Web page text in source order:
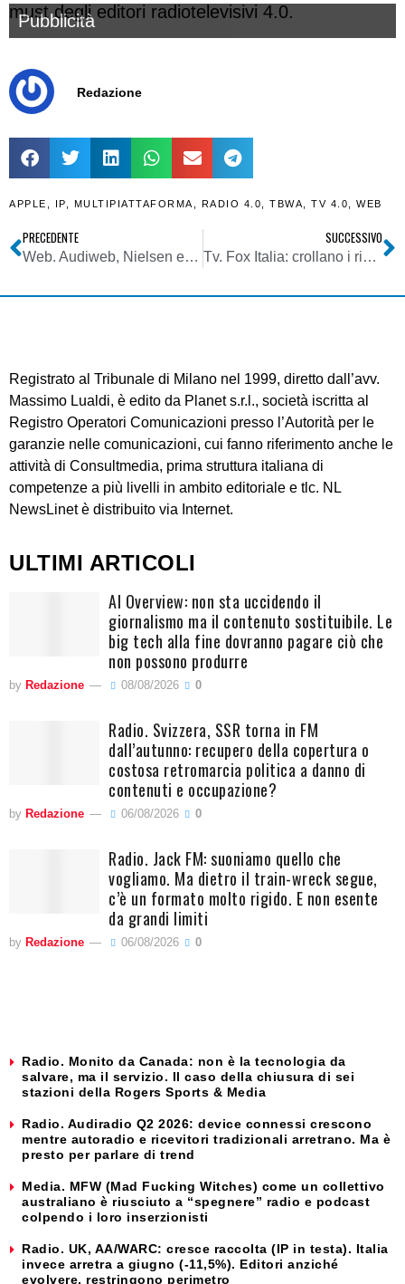
must degli editori radiotelevisivi 4.0.
Pubblicità
Redazione
APPLE , IP, MULTIPIATTAFORMA, RADIO 4.0, TBWA, TV 4.0, WEB
PRECEDENTE
Web. Audiweb, Nielsen e Facebook insieme per Audiweb 2.0.: audience calcolata da super software supportato dalla combo Panel/Big Data
SUCCESSIVO
Tv. Fox Italia: crollano i ricavi dalle vendite. Colpa dei canali free e degli operatori svod?
Registrato al Tribunale di Milano nel 1999, diretto dall’avv.
Massimo Lualdi, è edito da Planet s.r.l., società iscritta al
Registro Operatori Comunicazioni presso l’Autorità per le
garanzie nelle comunicazioni, cui fanno riferimento anche le
attività di Consultmedia, prima struttura italiana di
competenze a più livelli in ambito editoriale e tlc. NL
NewsLinet è distribuito via Internet.
ULTIMI ARTICOLI
AI Overview: non sta uccidendo il
giornalismo ma il contenuto sostituibile. Le
big tech alla fine dovranno pagare ciò che
non possono produrre
by Redazione 08/08/2026 0
Radio. Svizzera, SSR torna in FM
dall’autunno: recupero della copertura o
costosa retromarcia politica a danno di
contenuti e occupazione?
by Redazione 06/08/2026 0
Radio. Jack FM: suoniamo quello che
vogliamo. Ma dietro il train-wreck segue,
c’è un formato molto rigido. E non esente
da grandi limiti
by Redazione 06/08/2026 0
Radio. Monito da Canada: non è la tecnologia da
salvare, ma il servizio. Il caso della chiusura di sei
stazioni della Rogers Sports & Media
Radio. Audiradio Q2 2026: device connessi crescono
mentre autoradio e ricevitori tradizionali arretrano. Ma è
presto per parlare di trend
Media. MFW (Mad Fucking Witches) come un collettivo
australiano è riusciuto a “spegnere” radio e podcast
colpendo i loro inserzionisti
Radio. UK, AA/WARC: cresce raccolta (IP in testa). Italia
invece arretra a giugno (-11,5%). Editori anziché
evolvere, restringono perimetro